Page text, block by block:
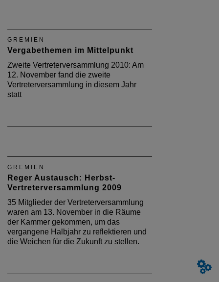
GREMIEN
Vergabethemen im Mittelpunkt
Zweite Vertreterversammlung 2010: Am
12. November fand die zweite
Vertreterversammlung in diesem Jahr
statt
GREMIEN
Reger Austausch: Herbst-
Vertreterversammlung 2009
35 Mitglieder der Vertreterversammlung
waren am 13. November in die Räume
der Kammer gekommen, um das
vergangene Halbjahr zu reflektieren und
die Weichen für die Zukunft zu stellen.